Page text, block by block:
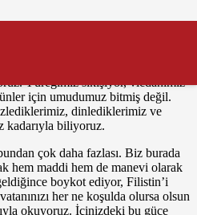
Yüreğimiz sıkışıyor, vicdanımız
için umudumuz bitmiş değil.
izlediklerimiz, dinlediklerimiz ve
kadarıyla biliyoruz.
çok daha fazlası. Biz burada
hem maddi hem de manevi olarak
boykot ediyor, Filistin’i
her ne koşulda olursa olsun
okuyoruz. İçinizdeki bu güce